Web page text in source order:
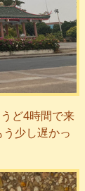
ど4時間で来
少し遅かっ